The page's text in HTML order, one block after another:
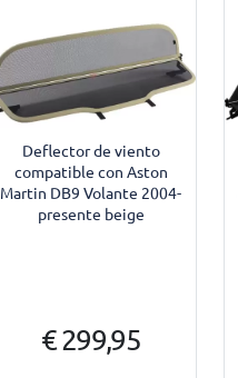
Deflector de viento
compatible con Aston
Martin DB9 Volante 2004-
presente beige
€ 299,95